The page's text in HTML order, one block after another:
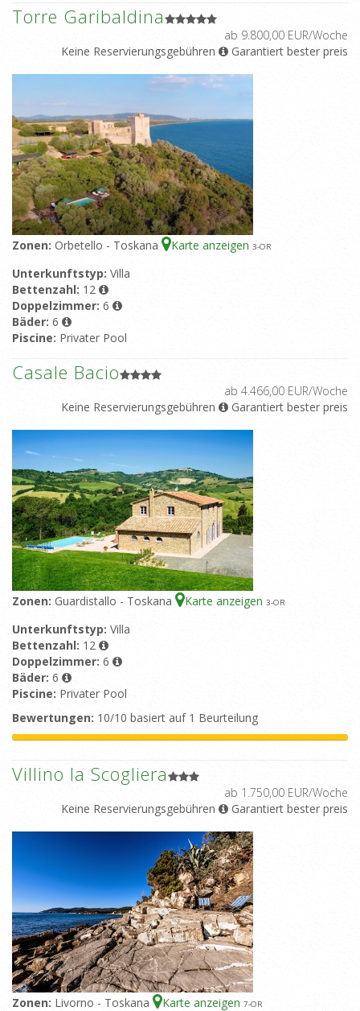
Torre Garibaldina
ab 9.800,00 EUR/Woche
Keine Reservierungsgebühren
Garantiert bester preis
Zonen: Orbetello - Toskana Karte anzeigen 3-OR
Unterkunftstyp: Villa
Bettenzahl: 12
Doppelzimmer: 6
Bäder: 6
Piscine: Privater Pool
Casale Bacio
ab 4.466,00 EUR/Woche
Keine Reservierungsgebühren
Garantiert bester preis
Zonen: Guardistallo - Toskana Karte anzeigen 3-OR
Unterkunftstyp: Villa
Bettenzahl: 12
Doppelzimmer: 6
Bäder: 6
Piscine: Privater Pool
Bewertungen: 10/10 basiert auf 1 Beurteilung
Villino la Scogliera
ab 1.750,00 EUR/Woche
Keine Reservierungsgebühren
Garantiert bester preis
Zonen: Livorno - Toskana Karte anzeigen 7-OR